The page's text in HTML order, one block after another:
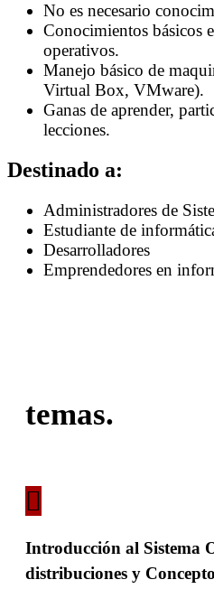
No es necesario
Conocimientos básicos
operativos.
Manejo básico de
Virtual Box, VMware).
Ganas de aprender,
lecciones.
Destinado a:
Administradores de
Estudiante de
Desarrolladores
Emprendedores en
temas.
Introducción al Sistema
distribuciones y